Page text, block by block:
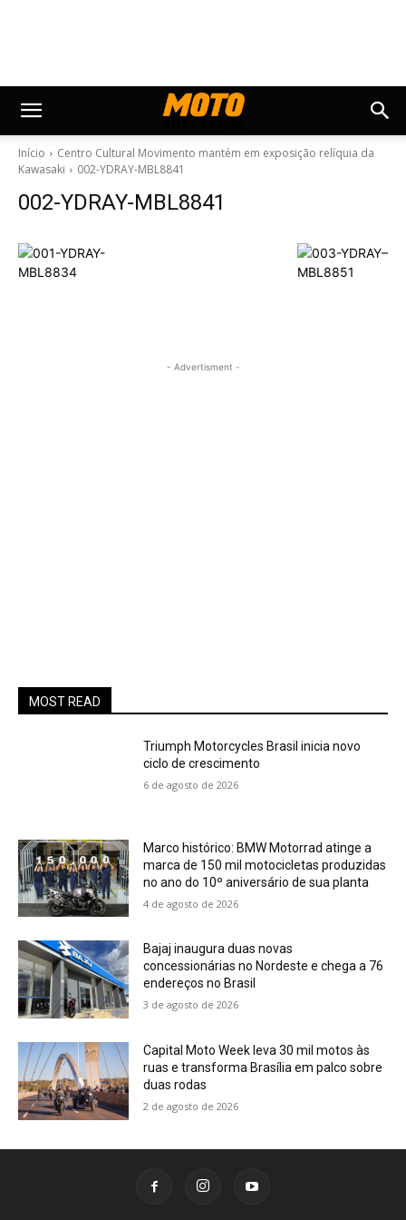
Início
Centro Cultural Movimento mantém em exposição relíquia da
Kawasaki
002-YDRAY-MBL8841
002-YDRAY-MBL8841
- Advertisment -
MOST READ
Triumph Motorcycles Brasil inicia novo
ciclo de crescimento
6 de agosto de 2026
Marco histórico: BMW Motorrad atinge a
marca de 150 mil motocicletas produzidas
no ano do 10º aniversário de sua planta
4 de agosto de 2026
Bajaj inaugura duas novas
concessionárias no Nordeste e chega a 76
endereços no Brasil
3 de agosto de 2026
Capital Moto Week leva 30 mil motos às
ruas e transforma Brasília em palco sobre
duas rodas
2 de agosto de 2026